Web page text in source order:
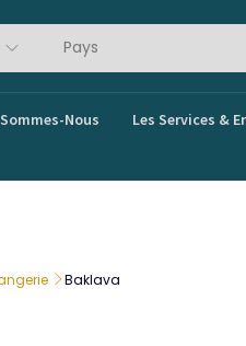
Nous Les Services &
Baklava